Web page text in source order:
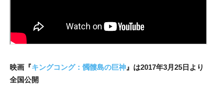
映画『キングコング：髑髏島の巨神』は2017年3月25日より
全国公開